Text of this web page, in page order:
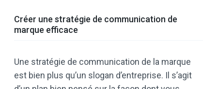
Créer une stratégie de communication de
marque efficace
Une stratégie de communication de la marque
est bien plus qu’un slogan d’entreprise. Il s’agit